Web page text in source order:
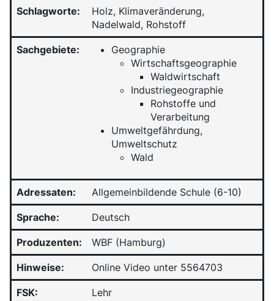
Schlagworte:
Holz, Klimaveränderung,
Nadelwald, Rohstoff
Sachgebiete:
Geographie
Wirtschaftsgeographie
Waldwirtschaft
Industriegeographie
Rohstoffe und
Verarbeitung
Umweltgefährdung,
Umweltschutz
Wald
Adressaten: Allgemeinbildende Schule (6-10)
Sprache: Deutsch
Produzenten: WBF (Hamburg)
Hinweise: Online Video unter 5564703
FSK: Lehr